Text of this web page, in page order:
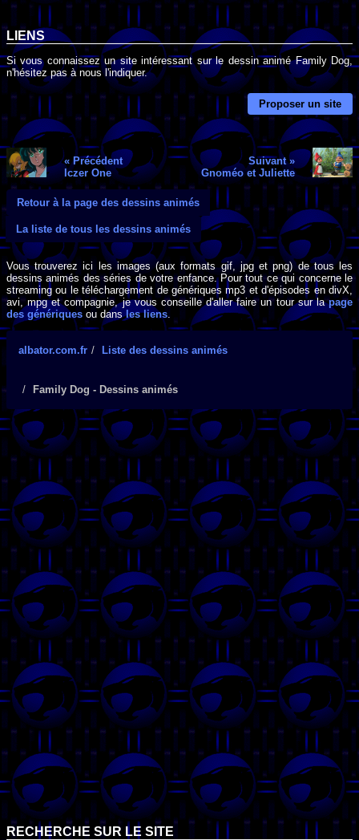
LIENS
Si vous connaissez un site intéressant sur le dessin animé Family Dog,
n'hésitez pas à nous l'indiquer.
Proposer un site
« Précédent
Iczer One
Suivant »
Gnoméo et Juliette
Retour à la page des dessins animés
La liste de tous les dessins animés
Vous trouverez ici les images (aux formats gif, jpg et png) de tous les
dessins animés des séries de votre enfance. Pour tout ce qui concerne le
streaming ou le téléchargement de génériques mp3 et d'épisodes en divX,
avi, mpg et compagnie, je vous conseille d'aller faire un tour sur lapage
des génériques ou dansles liens
albator.com.fr Liste des dessins animés
Family Dog - Dessins animés
RECHERCHE SUR LE SITE